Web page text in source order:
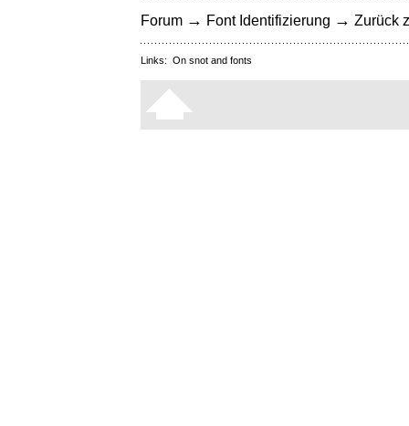
Forum → Font Identifizierung → Zurück
Links: On snot and fonts